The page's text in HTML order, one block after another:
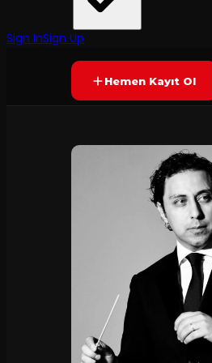
Sign InSign UpYAKINDA Yetersiz oy
Hemen Kayıt Ol